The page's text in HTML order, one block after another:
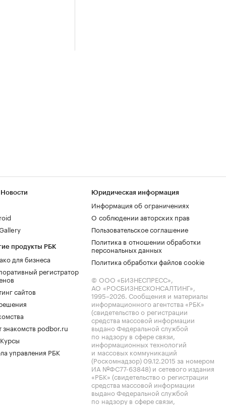
продукты РБК
для бизнеса
регистратор
сайтов
знакомств podbor.ru
управления РБК
Юридическая информация
Информация об ограничениях
О соблюдении авторских прав
Пользовательское соглашение
Политика в отношении обработки
персональных данных
Политика обработки файлов cookie
© ООО «БИЗНЕСПРЕСС»,
АО «РОСБИЗНЕСКОНСАЛТИНГ»,
1995–2026. Сообщения и материалы
информационного агентства «РБК»
(свидетельство о регистрации
средства массовой информации
выдано Федеральной службой
по надзору в сфере связи,
информационных технологий
и массовых коммуникаций
(Роскомнадзор) 09.12.2015 за номером
ИА №ФС77-63848) и сетевого издания
«РБК» (свидетельство о регистрации
средства массовой информации
выдано Федеральной службой
по надзору в сфере связи,